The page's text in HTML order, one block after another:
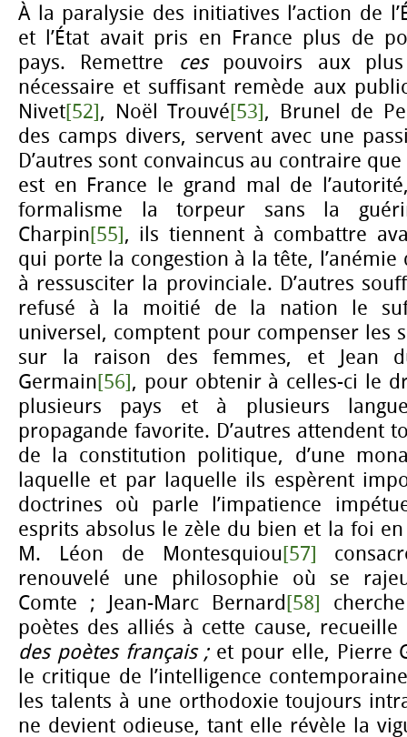
À la paralysie des initiatives l’action de
et l’État avait pris en France plus de
pays. Remettre ces pouvoirs aux
nécessaire et suffisant remède aux
Nivet[52], Noël Trouvé[53], Brunel de
des camps divers, servent avec une
D’autres sont convaincus au contraire
est en France le grand mal de
formalisme la torpeur sans la
Charpin[55], ils tiennent à combattre
qui porte la congestion à la tête,
à ressusciter la provinciale. D’autres
refusé à la moitié de la nation le
universel, comptent pour compenser les
sur la raison des femmes, et Jean
Germain[56], pour obtenir à celles-ci le
plusieurs pays et à plusieurs
propagande favorite. D’autres attendent
de la constitution politique, d’une
laquelle et par laquelle ils espèrent
doctrines où parle l’impatience
esprits absolus le zèle du bien et la foi
M. Léon de Montesquiou[57]
renouvelé une philosophie où se
Comte ; Jean-Marc Bernard[58]
poètes des alliés à cette cause,
des poètes français ; et pour elle, Pierre
le critique de l’intelligence
les talents à une orthodoxie toujours
ne devient odieuse, tant elle révèle la